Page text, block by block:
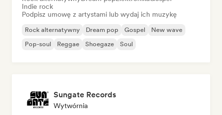
Indie rock
Podpisz umowę z artystami lub wydaj ich muzykę
Rock alternatywny Dream pop Gospel
New wave
Pop-soul
Reggae Shoegaze Soul
Sungate Records
Wytwórnia